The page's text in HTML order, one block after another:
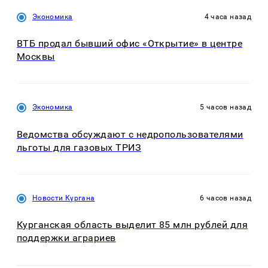
Экономика 4 часа назад
ВТБ продал бывший офис «Открытие» в центре
Москвы
Экономика 5 часов назад
Ведомства обсуждают с недропользователями
льготы для газовых ТРИЗ
Новости Кургана 6 часов назад
Курганская область выделит 85 млн рублей для
поддержки аграриев